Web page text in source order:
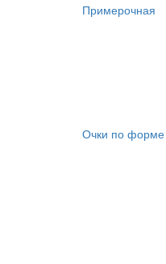
Примерочная
Очки по форме